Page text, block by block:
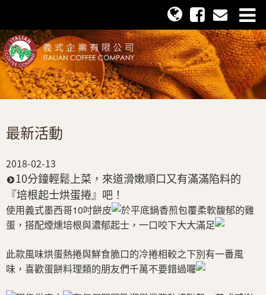
最新活動
2018-02-13
10分鐘輕鬆上菜，來道滑嫩順口又有滿滿陷料的
『培根起士烘蛋捲』吧！
使用義式墨西哥10吋餅皮
於平底鍋香煎包覆柔軟馥郁的雞
蛋，搭配煙燻培根與濃郁起士，一口咬下大大滿足
此款風味烘蛋熱捲與鮮食脆口的冷捲相較之下別有一番風
味，喜歡蛋餅料理類的朋友們千萬不要錯過囉